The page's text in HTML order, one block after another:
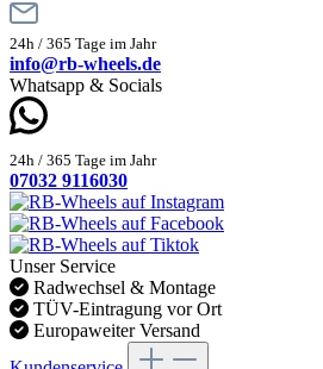
24h / 365 Tage im Jahr
info@rb-wheels.de
Whatsapp & Socials
24h / 365 Tage im Jahr
07032 9116030
Unser Service
Radwechsel & Montage
TÜV-Eintragung vor Ort
Europaweiter Versand